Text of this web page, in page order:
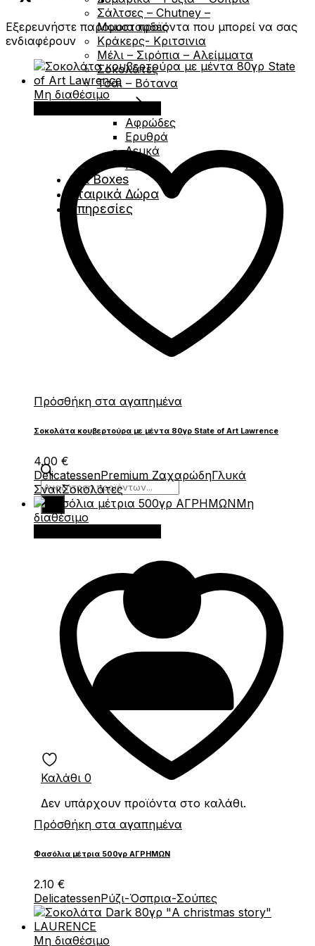
Σάλτσες – Chutney –
Μουσταρδες
Κράκερς- Κριτσινια
Μέλι – Σιρόπια – Αλείμματα
Σοκολάτες
Τσάι – Βότανα
Αφρώδες
Ερυθρά
Λευκά
Ροζέ
Gift Boxes
Εταιρικά Δώρα
Υπηρεσίες
Products
search
Καλάθι 0
Δεν υπάρχουν προϊόντα στο καλάθι.
Εξερευνήστε παρόμοια προϊόντα που μπορεί να σας
ενδιαφέρουν
Μη διαθέσιμο
Πρόσθήκη στα αγαπημένα
Σοκολάτα κουβερτούρα με μέντα 80γρ State of Art Lawrence
4.00 €
DelicatessenPremium ΖαχαρώδηΓλυκά
ΣνακΣοκολάτες
Μη
διαθέσιμο
Πρόσθήκη στα αγαπημένα
Φασόλια μέτρια 500γρ ΑΓΡΗΜΩΝ
2.10 €
DelicatessenΡύζι-Όσπρια-Σούπες
Μη διαθέσιμο